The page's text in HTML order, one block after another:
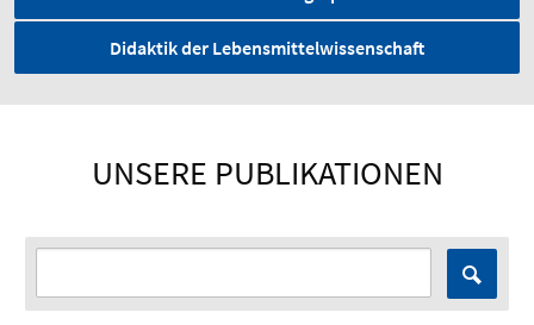
Didaktik der Lebensmittelwissenschaft
UNSERE PUBLIKATIONEN